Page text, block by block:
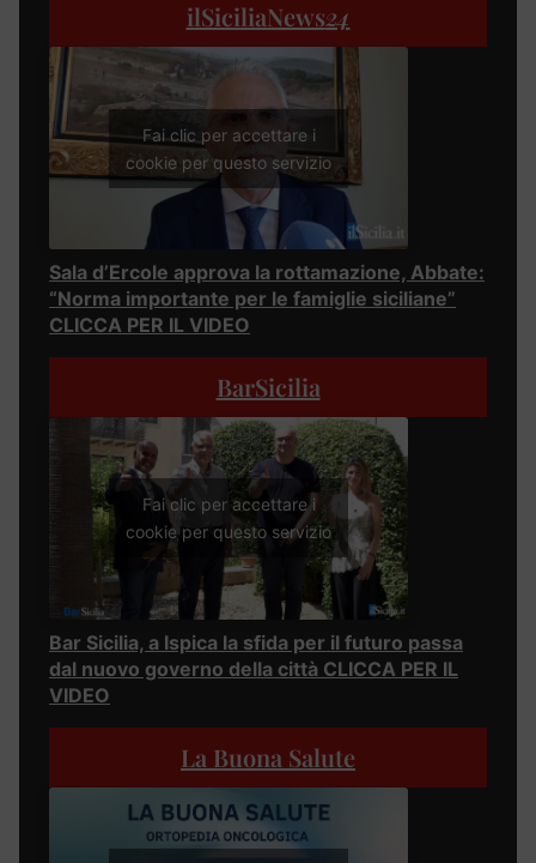
ilSiciliaNews24
Fai clic per accettare i
cookie per questo servizio
Sala d’Ercole approva la rottamazione, Abbate:
“Norma importante per le famiglie siciliane”
CLICCA PER IL VIDEO
BarSicilia
Fai clic per accettare i
cookie per questo servizio
Bar Sicilia, a Ispica la sfida per il futuro passa
dal nuovo governo della città CLICCA PER IL
VIDEO
La Buona Salute